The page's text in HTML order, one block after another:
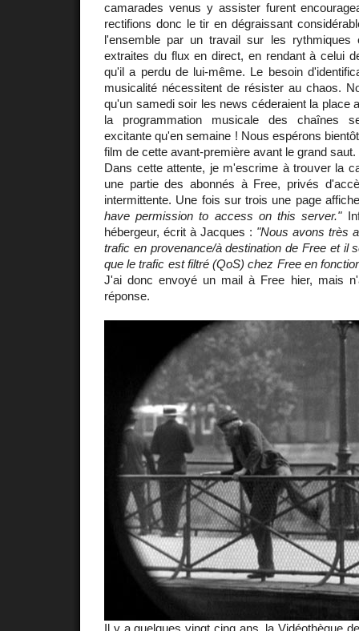
camarades venus y assister furent
rectifions donc le tir en dégraissant
l'ensemble par un travail sur les rythmiques
extraites du flux en direct, en rendant à celui
qu'il a perdu de lui-même. Le besoin
musicalité nécessitent de résister au chaos.
qu'un samedi soir les news céderaient la place
la programmation musicale des chaînes
excitante qu'en semaine ! Nous espérons
film de cette avant-première avant le grand saut.
Dans cette attente, je m'escrime à trouver la
une partie des abonnés à Free, privés
intermittente. Une fois sur trois une page
have permission to access on this server."
hébergeur, écrit à Jacques : "Nous avons très
trafic en provenance/à destination de Free et il
que le trafic est filtré (QoS) chez Free en
J'ai donc envoyé un mail à Free hier, mais
réponse.